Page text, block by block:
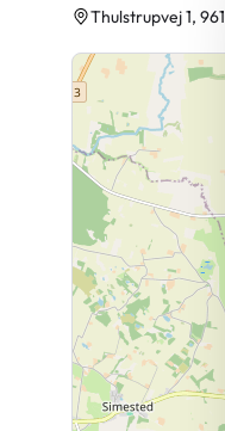
olietank fra 2008
Huset er i
På 1. sal er der
Bygning 2:
Garage, ukendt
bebygget areal på
Bygning 3:
Udhus, ukendt
areal på 27 m².
Bygning 4:
Carport, opført i
areal på 20 m².
Thulstrupvej 1,